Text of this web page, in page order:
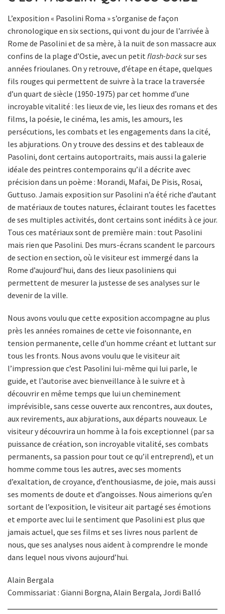
L’exposition « Pasolini Roma » s’organise de façon
chronologique en six sections, qui vont du jour de l’arrivée à
Rome de Pasolini et de sa mère, à la nuit de son massacre aux
confins de la plage d’Ostie, avec un petitflash-backsur ses
années frioulanes. On y retrouve, d’étape en étape, quelques
fils rouges qui permettent de suivre à la trace la traversée
d’un quart de siècle (1950-1975) par cet homme d’une
incroyable vitalité : les lieux de vie, les lieux des romans et des
films, la poésie, le cinéma, les amis, les amours, les
persécutions, les combats et les engagements dans la cité,
les abjurations. On y trouve des dessins et des tableaux de
Pasolini, dont certains autoportraits, mais aussi la galerie
idéale des peintres contemporains qu’il a décrite avec
précision dans un poème : Morandi, Mafai, De Pisis, Rosai,
Guttuso. Jamais exposition sur Pasolini n’a été riche d’autant
de matériaux de toutes natures, éclairant toutes les facettes
de ses multiples activités, dont certains sont inédits à ce jour.
Tous ces matériaux sont de première main : tout Pasolini
mais rien que Pasolini. Des murs-écrans scandent le parcours
de section en section, où le visiteur est immergé dans la
Rome d’aujourd’hui, dans des lieux pasoliniens qui
permettent de mesurer la justesse de ses analyses sur le
devenir de la ville.
Nous avons voulu que cette exposition accompagne au plus
près les années romaines de cette vie foisonnante, en
tension permanente, celle d’un homme créant et luttant sur
tous les fronts. Nous avons voulu que le visiteur ait
l’impression que c’est Pasolini lui-même qui lui parle, le
guide, et l’autorise avec bienveillance à le suivre et à
découvrir en même temps que lui un cheminement
imprévisible, sans cesse ouverte aux rencontres, aux doutes,
aux revirements, aux abjurations, aux départs nouveaux. Le
visiteur y découvrira un homme à la fois exceptionnel (par sa
puissance de création, son incroyable vitalité, ses combats
permanents, sa passion pour tout ce qu’il entreprend), et un
homme comme tous les autres, avec ses moments
d’exaltation, de croyance, d’enthousiasme, de joie, mais aussi
ses moments de doute et d’angoisses. Nous aimerions qu’en
sortant de l’exposition, le visiteur ait partagé ses émotions
et emporte avec lui le sentiment que Pasolini est plus que
jamais actuel, que ses films et ses livres nous parlent de
nous, que ses analyses nous aident à comprendre le monde
dans lequel nous vivons aujourd’hui.
Alain Bergala
Commissariat : Gianni Borgna, Alain Bergala, Jordi Balló